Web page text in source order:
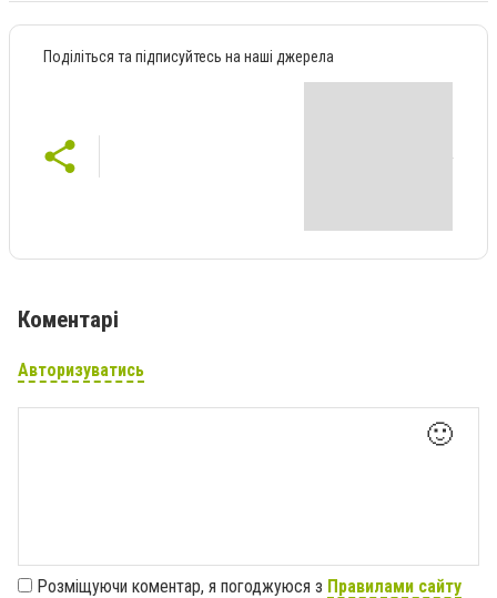
Поділіться та підписуйтесь на наші джерела
Коментарі
Авторизуватись
🙂
Розміщуючи коментар, я погоджуюся з Правилами сайту